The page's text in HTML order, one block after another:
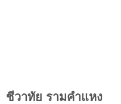
ชีวาทัย รามคําแหง